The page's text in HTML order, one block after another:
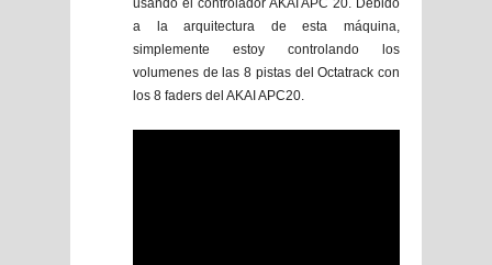
usando el controlador AKAI APC 20. Debido
a la arquitectura de esta máquina,
simplemente estoy controlando los
volumenes de las 8 pistas del Octatrack con
los 8 faders del AKAI APC20.